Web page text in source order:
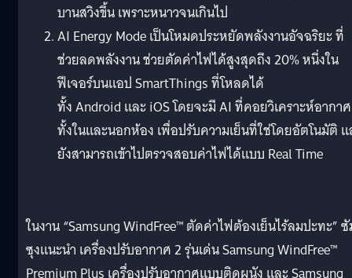
บานสวิงขึ้น เพราะหนาวจนเกินไป
AI Energy Mode เป็นโหมดประหยัดพลังงานอัจฉริยะ ที่
ช่วยลดพลังงาน ช่วยตัดค่าไฟได้สูงสุดถึง 20% หนึ่งใน
ฟีเจอร์บนแอป SmartThings ที่โหลดได้
ทั้ง Android และ iOS โดยจะมี AI ที่คอยวิเคราะห์อากาศ
ทั้งในและนอกห้อง เพื่อปรับความเย็นที่ใช่โดยอัตโนมัติ
ยังสามารถเข้าไปตรวจสอบค่าไฟได้แบบ Real Time
ในงาน “Samsung WindFree™ ตัดค่าไฟต้องเย็นไร้ลมปะทะ”
ซุงแนะนำ เครื่องปรับอากาศ 2 รุ่นเด่น Samsung WindFree™